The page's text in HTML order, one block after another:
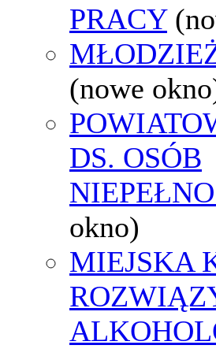
PRACY
(nowe
DS. OSÓB
okno)
MIEJSKA